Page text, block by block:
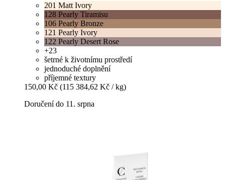
201 Matt Ivory
128 Pearly Tiramisu
106 Pearly Bronze
121 Pearly Ivory
122 Pearly Desert Rose
+23
šetrné k životnímu prostředí
jednoduché doplnění
příjemné textury
150,00 Kč (115 384,62 Kč / kg)
Doručení do 11. srpna